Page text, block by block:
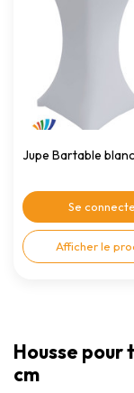
Jupe Bartable
Se
Afficher le
Housse pour
cm